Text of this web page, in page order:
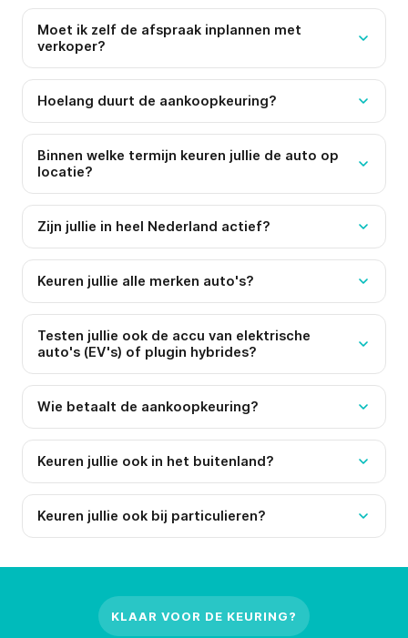
Moet ik zelf de afspraak inplannen met
verkoper?
Hoelang duurt de aankoopkeuring?
Binnen welke termijn keuren jullie de auto op
locatie?
Zijn jullie in heel Nederland actief?
Keuren jullie alle merken auto's?
Testen jullie ook de accu van elektrische
auto's (EV's) of plugin hybrides?
Wie betaalt de aankoopkeuring?
Keuren jullie ook in het buitenland?
Keuren jullie ook bij particulieren?
KLAAR VOOR DE KEURING?